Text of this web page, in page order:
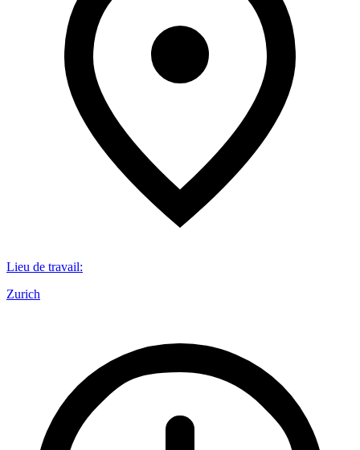
Lieu de travail:
Zurich